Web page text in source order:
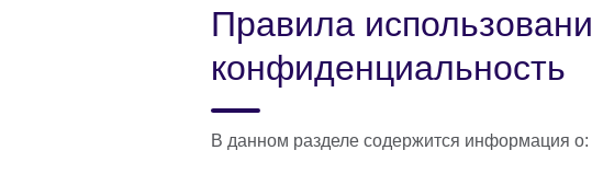
Правила
конфиденциальность
В данном разделе содержится информация о: